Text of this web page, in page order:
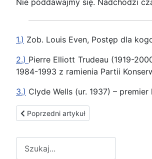
Nie poddawajmy się. Nadchodzi
1.) Zob. Louis Even, Postęp dla
2.) Pierre Elliott Trudeau (1919-
1984-1993 z ramienia Partii
3.) Clyde Wells (ur. 1937) –
Poprzedni artykuł: Rozkład moralny cz. 1
Poprzedni artykuł